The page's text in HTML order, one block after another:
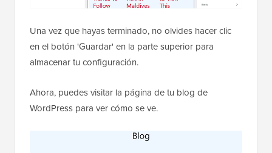
Una vez que hayas terminado, no olvides hacer clic
en el botón 'Guardar' en la parte superior para
almacenar tu configuración.
Ahora, puedes visitar la página de tu blog de
WordPress para ver cómo se ve.